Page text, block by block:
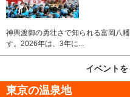
神輿渡御の勇壮さで知られる富岡八
す。2026年は、3年に...
イベント
東京の温泉地